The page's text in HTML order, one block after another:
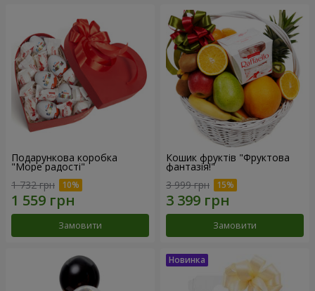
Подарункова коробка
"Море радості"
1 732 грн
Замовити
Кошик фруктів "Фруктова
фантазія!"
3 999 грн
Замовити